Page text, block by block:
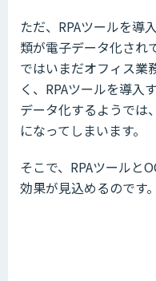
ただ、RPAツールを導
類が電子データ化され
ではいまだオフィス業
く、RPAツールを導入
データ化するようでは
になってしまいます。
そこで、RPAツールと
効果が見込めるのです。